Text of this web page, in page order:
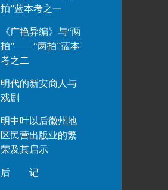
拍”蓝本考之一
《广艳异编》与“两
拍”——“两拍”蓝本
考之二
明代的新安商人与
戏剧
明中叶以后徽州地
区民营出版业的繁
荣及其启示
后 记